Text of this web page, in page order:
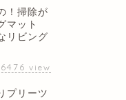
！掃除が
マット
リビング
view
プリーツ